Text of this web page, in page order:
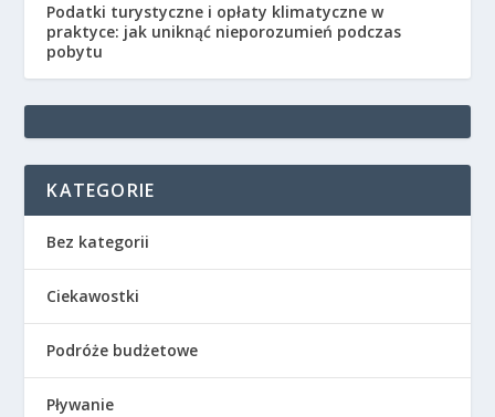
Podatki turystyczne i opłaty klimatyczne w
praktyce: jak uniknąć nieporozumień podczas
pobytu
KATEGORIE
Bez kategorii
Ciekawostki
Podróże budżetowe
Pływanie